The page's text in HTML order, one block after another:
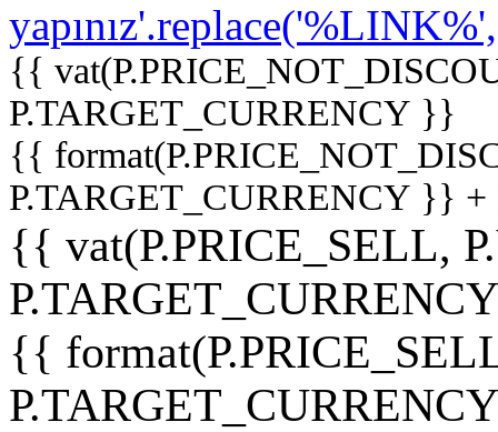
{{
P.TARGET_CURRENCY }}
{{
P.TARGET_CURRENCY }}
{{ vat(P.PRICE_SELL,
{{